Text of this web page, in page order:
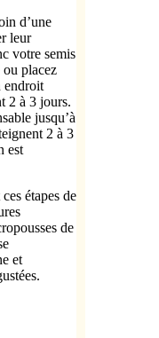
d’une
leur
votre semis
ou placez
endroit
2 à 3 jours.
jusqu’à
2 à 3
est
étapes de
de
et